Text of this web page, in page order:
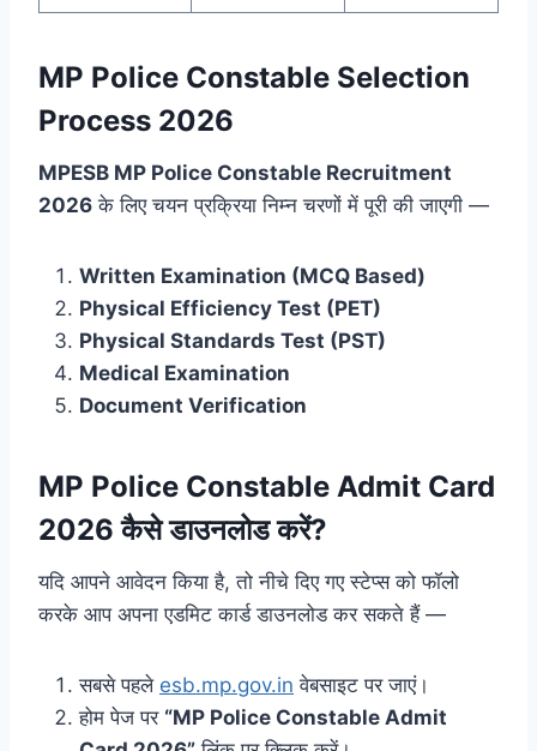
MP Police Constable Selection
Process 2026
MPESB MP Police Constable Recruitment
2026 के लिए चयन प्रक्रिया निम्न चरणों में पूरी की जाएगी —
Written Examination (MCQ Based)
Physical Efficiency Test (PET)
Physical Standards Test (PST)
Medical Examination
Document Verification
MP Police Constable Admit Card
2026 कैसे डाउनलोड करें?
यदि आपने आवेदन किया है, तो नीचे दिए गए स्टेप्स को फॉलो
करके आप अपना एडमिट कार्ड डाउनलोड कर सकते हैं —
सबसे पहले esb.mp.gov.in वेबसाइट पर जाएं।
होम पेज पर “MP Police Constable Admit